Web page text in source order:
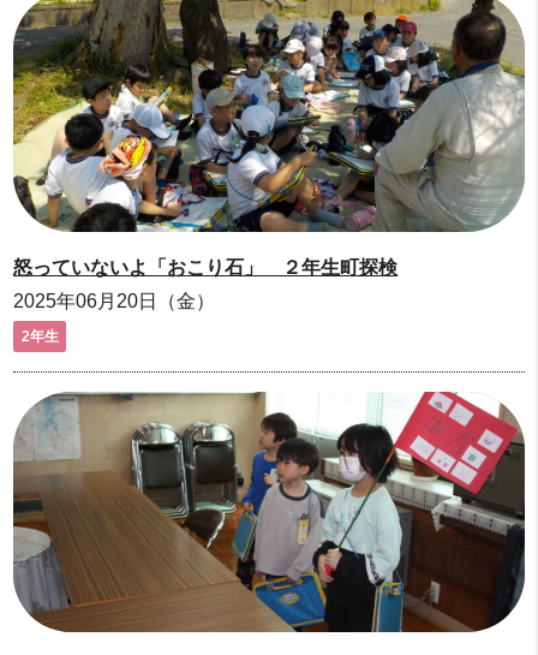
怒っていないよ「おこり石」 ２年生町探検
2025年06月20日（金）
2年生